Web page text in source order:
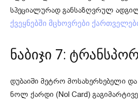
სპეციალურად განსაზღვრულ
ქვეყნებში მცხოვრები
ნაბიჯი 7:
დუბაიში მეტრო მოსახერხებელი
ნოლ ქარდი (Nol Card)